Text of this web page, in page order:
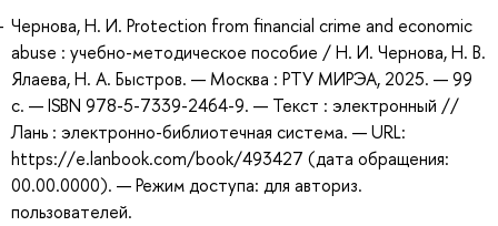
Чернова, Н. И. Protection from financial crime and economic
abuse : учебно-методическое пособие / Н. И. Чернова, Н. В.
Ялаева, Н. А. Быстров. — Москва : РТУ МИРЭА, 2025. — 99
с. — ISBN 978-5-7339-2464-9. — Текст : электронный //
Лань : электронно-библиотечная система. — URL:
https://e.lanbook.com/book/493427 (дата обращения:
00.00.0000). — Режим доступа: для авториз.
пользователей.